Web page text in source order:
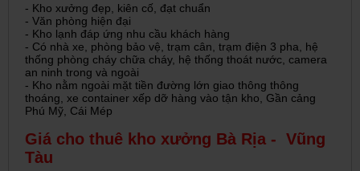
- Kho xưởng đẹp, kiên cố, đạt chuẩn
- Văn phòng hiện đại
- Kho lạnh đáp ứng nhu cầu khách hàng
- Có nhà xe, phòng bảo vệ, trạm cân, trạm điện 3 pha, hệ
thống phòng cháy chữa cháy, hệ thống thoát nước, camera
an ninh trong và ngoài
- Kho nằm ngoài mặt tiền đường lớn giao thông thông
thoáng, xe container xếp dỡ hàng vào tận kho, Gần cảng
Phú Mỹ, Cái Mép
Giá cho thuê kho xưởng Bà Rịa - Vũng
Tàu